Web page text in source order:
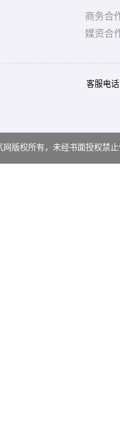
商务合
媒资合
客服电
网版权所有，未经书面授权